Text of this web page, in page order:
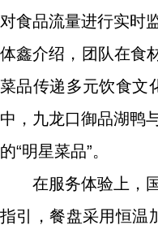
对食品流量进行实时
体鑫介绍，团队在食
菜品传递多元饮食文
中，九龙口御品湖鸭
的“明星菜品”。
在服务体验上，
指引，餐盘采用恒温